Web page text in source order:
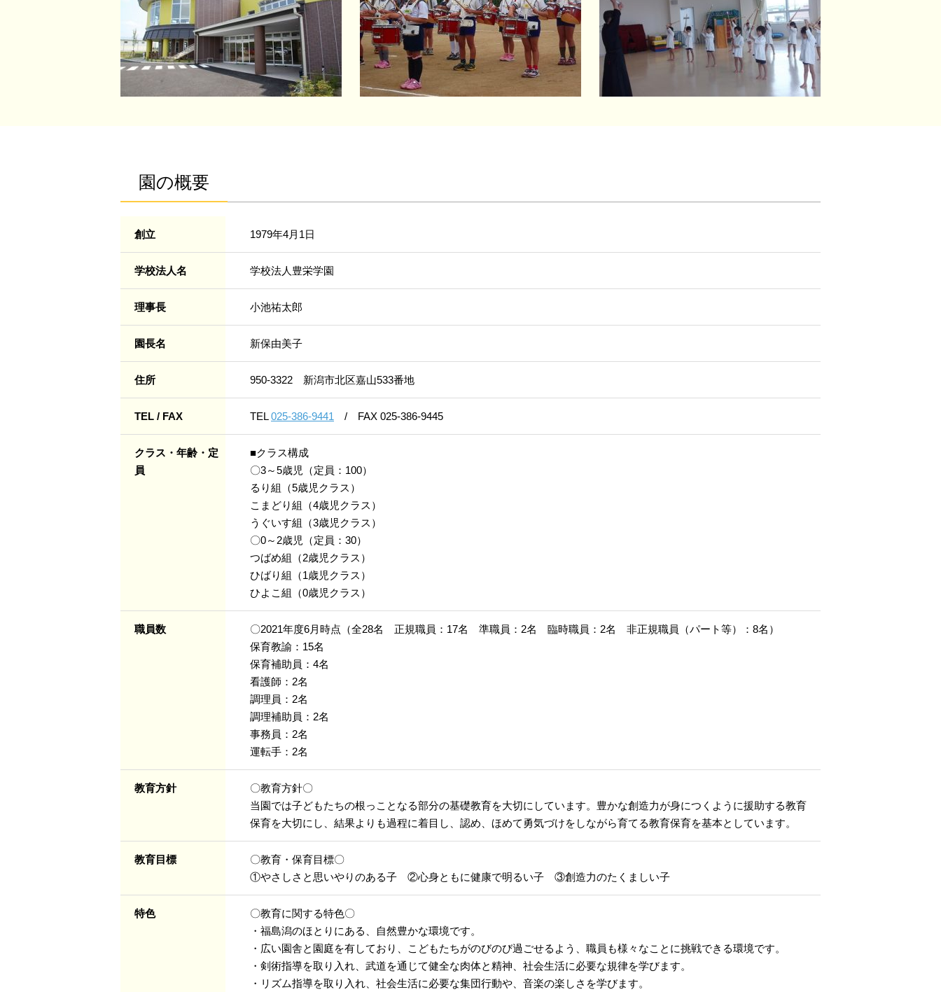
園の概要
創立 1979年4月1日
学校法人名 学校法人豊栄学園
理事長 小池祐太郎
園長名 新保由美子
住所 950-3322 新潟市北区嘉山533番地
TEL / FAX TEL025-386-9441 / FAX 025-386-9445
クラス・年齢・定
員
■クラス構成
〇3～5歳児（定員：100）
るり組（5歳児クラス）
こまどり組（4歳児クラス）
うぐいす組（3歳児クラス）
〇0～2歳児（定員：30）
つばめ組（2歳児クラス）
ひばり組（1歳児クラス）
ひよこ組（0歳児クラス）
職員数
〇2021年度6月時点（全28名 正規職員：17名 準職員：2名 臨時職員：2名 非正規職員（パート等）：8名）
保育教諭：15名
保育補助員：4名
看護師：2名
調理員：2名
調理補助員：2名
事務員：2名
運転手：2名
教育方針
〇教育方針〇
当園では子どもたちの根っことなる部分の基礎教育を大切にしています。豊かな創造力が身につくように援助する教育
保育を大切にし、結果よりも過程に着目し、認め、ほめて勇気づけをしながら育てる教育保育を基本としています。
教育目標
〇教育・保育目標〇
①やさしさと思いやりのある子 ②心身ともに健康で明るい子 ③創造力のたくましい子
特色
〇教育に関する特色〇
・福島潟のほとりにある、自然豊かな環境です。
・広い園舎と園庭を有しており、こどもたちがのびのび過ごせるよう、職員も様々なことに挑戦できる環境です。
・剣術指導を取り入れ、武道を通じて健全な肉体と精神、社会生活に必要な規律を学びます。
・リズム指導を取り入れ、社会生活に必要な集団行動や、音楽の楽しさを学びます。